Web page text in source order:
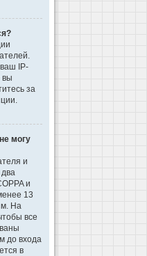
IP-
вы
за
могу
и
и
13
На
все
до входа
в